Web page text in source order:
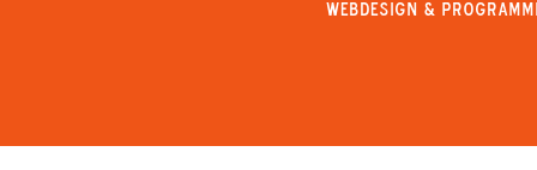
Webdesign &